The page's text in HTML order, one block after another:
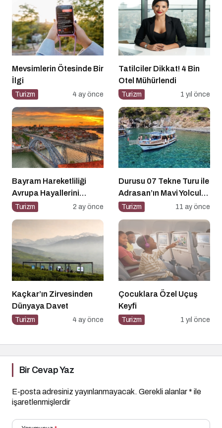
Mevsimlerin Ötesinde Bir
İlgi
Turizm 4 ay önce
Tatilciler Dikkat! 4 Bin
Otel Mühürlendi
Turizm 1 yıl önce
Bayram Hareketliliği
Avrupa Hayallerini
Tetikledi
Turizm 2 ay önce
Durusu 07 Tekne Turu ile
Adrasan’ın Mavi Yolculuk
Serüveni
Turizm 11 ay önce
Kaçkar’ın Zirvesinden
Dünyaya Davet
Turizm 4 ay önce
Çocuklara Özel Uçuş
Keyfi
Turizm 1 yıl önce
Bir Cevap Yaz
E-posta adresiniz yayınlanmayacak. Gerekli alanlar* ile
işaretlenmişlerdir